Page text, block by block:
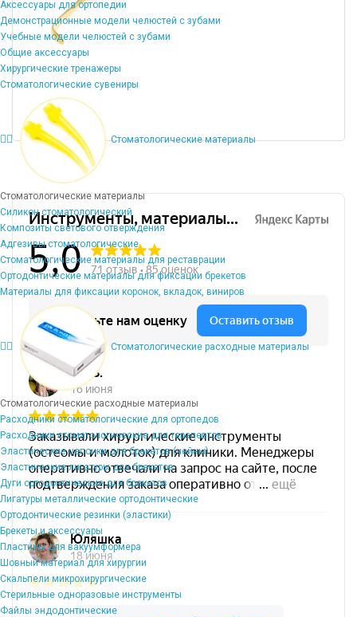
Аксессуары для ортопедии
Демонстрационные модели челюстей с зубами
Учебные модели челюстей с зубами
Общие аксессуары
Хирургические тренажеры
Стоматологические сувениры
Стоматологические материалы
Стоматологические материалы
Силикон стоматологический
Композиты светового отверждения
Адгезивы стоматологические
Стоматологические материалы для реставрации
Ортодонтические материалы для фиксации брекетов
Материалы для фиксации коронок, вкладок, виниров
Стоматологические расходные материалы
Стоматологические расходные материалы
Расходники стоматологические для ортопедов
Расходники стоматологические для терапевтов
Эластические цепочки для брекетов (чейны)
Эластические лигатуры для брекетов
Дуги ортодонтические для брекетов
Лигатуры металлические ортодонтические
Ортодонтические резинки (эластики)
Брекеты и аксессуары
Пластины для вакуумформера
Шовный материал для хирургии
Скальпели микрохирургические
Стерильные одноразовые инструменты
Файлы эндодонтические